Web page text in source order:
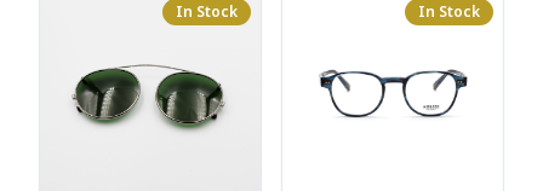
In Stock In Stock